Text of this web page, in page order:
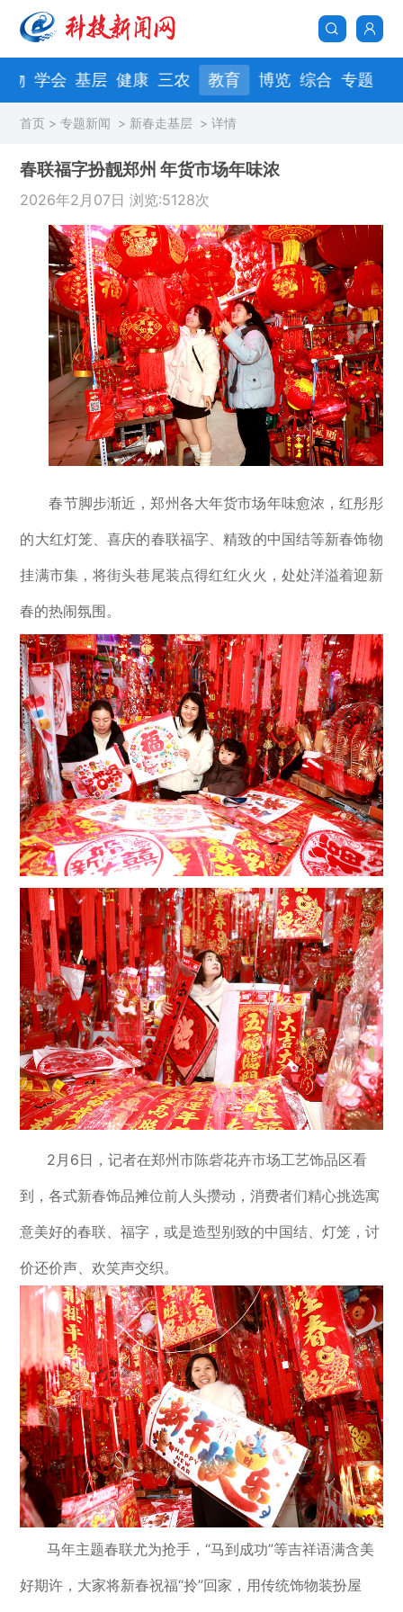
物 学会 基层 健康 三农 教育 博览 综合 专题
首页 >专题新闻 > 新春走基层 >详情
春联福字扮靓郑州 年货市场年味浓
2026年2月07日 浏览:5128次
春节脚步渐近，郑州各大年货市场年味愈浓，红彤彤
的大红灯笼、喜庆的春联福字、精致的中国结等新春饰物
挂满市集，将街头巷尾装点得红红火火，处处洋溢着迎新
春的热闹氛围。
2月6日，记者在郑州市陈砦花卉市场工艺饰品区看
到，各式新春饰品摊位前人头攒动，消费者们精心挑选寓
意美好的春联、福字，或是造型别致的中国结、灯笼，讨
价还价声、欢笑声交织。
马年主题春联尤为抢手，“马到成功”等吉祥语满含美
好期许，大家将新春祝福“拎”回家，用传统饰物装扮屋